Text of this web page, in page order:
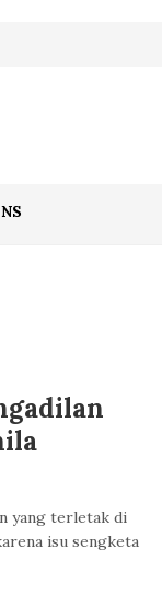
yang terletak di
isu sengketa